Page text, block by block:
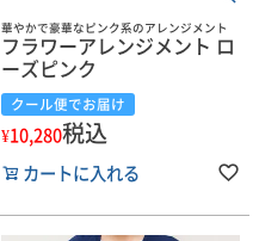
華やかで豪華なピンク系のアレンジメント
フラワーアレンジメント ロ
ーズピンク
クール便でお届け
¥10,280税込
カートに入れる